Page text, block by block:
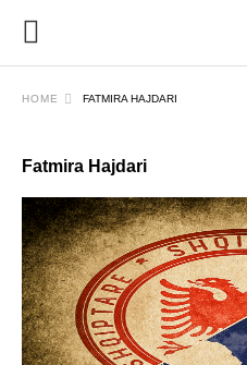
HOME FATMIRA HAJDARI
Fatmira Hajdari